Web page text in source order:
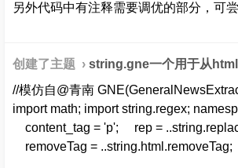
另外代码中有注释需要调优的部分，可
创建了主题 › string.gne一个用于从
//模仿自@青南
import math; import string.regex;
content_tag = 'p'; rep =
removeTag =